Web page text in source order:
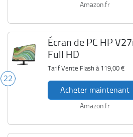
Amazon.fr
22
Écran de PC HP
Full HD
Tarif Vente Flash à 119,00 €
Acheter maintenant
Amazon.fr